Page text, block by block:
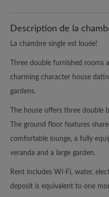
Description de la
La chambre single est louée!
Three double furnished rooms
charming character house
gardens.
The house offers three double
The ground floor features
comfortable lounge, a fully
veranda and a large garden.
Rent includes Wi-Fi, water,
deposit is equivalent to one